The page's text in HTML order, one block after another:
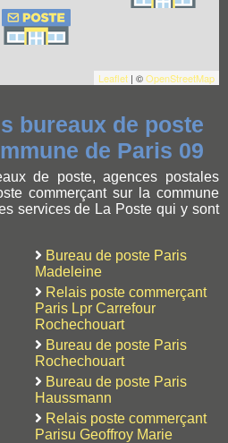
Leaflet | ©OpenStreetMap
bureaux de poste
de Paris 09
de poste, agences postales
commerçant sur la commune
services de La Poste qui y sont
Bureau de poste Paris
Madeleine
Relais poste commerçant
Paris Lpr Carrefour
Rochechouart
Bureau de poste Paris
Rochechouart
Bureau de poste Paris
Haussmann
Relais poste commerçant
Parisu Geoffroy Marie